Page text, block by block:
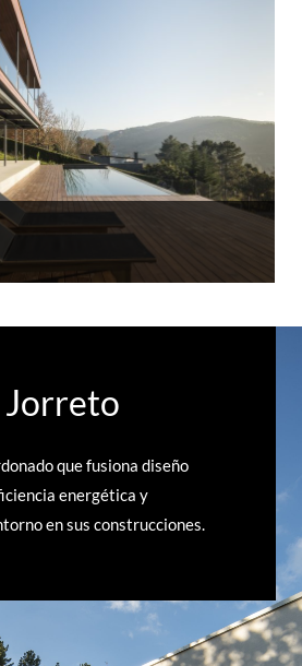
que fusiona diseño
energética y
en sus construcciones.